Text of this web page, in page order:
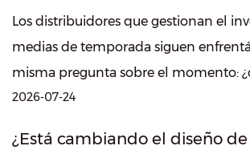
Los distribuidores que gestionan el
medias de temporada siguen
misma pregunta sobre el momento:
pura Los reordenes realmente
2026-07-24
¿Está cambiando el diseño